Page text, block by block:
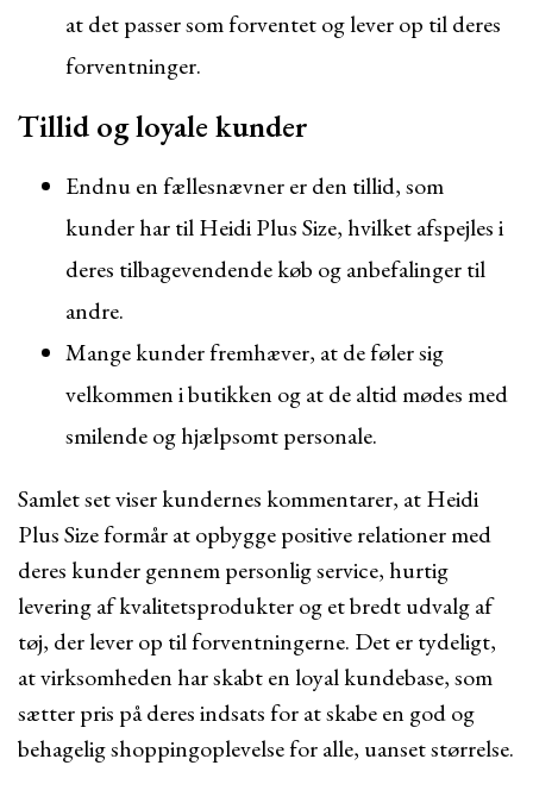
at det passer som forventet og lever op til deres
forventninger.
Tillid og loyale kunder
Endnu en fællesnævner er den tillid, som
kunder har til Heidi Plus Size, hvilket afspejles i
deres tilbagevendende køb og anbefalinger til
andre.
Mange kunder fremhæver, at de føler sig
velkommen i butikken og at de altid mødes med
smilende og hjælpsomt personale.
Samlet set viser kundernes kommentarer, at Heidi
Plus Size formår at opbygge positive relationer med
deres kunder gennem personlig service, hurtig
levering af kvalitetsprodukter og et bredt udvalg af
tøj, der lever op til forventningerne. Det er tydeligt,
at virksomheden har skabt en loyal kundebase, som
sætter pris på deres indsats for at skabe en god og
behagelig shoppingoplevelse for alle, uanset størrelse.